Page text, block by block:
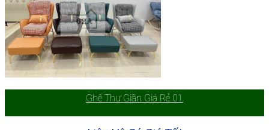
Ghế Thư Giãn Giá Rẻ 01